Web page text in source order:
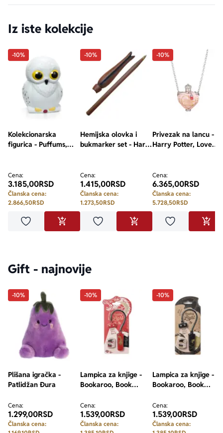
Iz iste kolekcije
-10%
Kolekcionarska
figurica - Puffums,
Cena:
3.185,00RSD
Članska cena:
2.866,50RSD
Dodaj u omiljeneDODAJ U KORPU
-10%
Hemijska olovka i
bukmarker set - Harry
Cena:
1.415,00RSD
Članska cena:
1.273,50RSD
Dodaj u omiljeneDODAJ U KORPU
-10%
Privezak na lancu -
Harry Potter, Love
Cena:
6.365,00RSD
Članska cena:
5.728,50RSD
Dodaj u
Gift - najnovije
-10%
Plišana igračka -
Patlidžan Đura
Cena:
1.299,00RSD
Članska cena:
-10%
Lampica za knjige -
Bookaroo, Book
Dragon
Cena:
1.539,00RSD
Članska cena:
-10%
Lampica za knjige -
Bookaroo, Book
Cena:
1.539,00RSD
Članska cena: